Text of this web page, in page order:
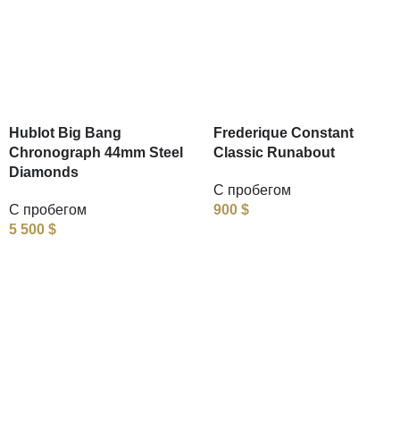
Hublot Big Bang
Chronograph 44mm Steel
Diamonds
С пробегом
5 500 $
Frederique Constant
Classic Runabout
С пробегом
900 $